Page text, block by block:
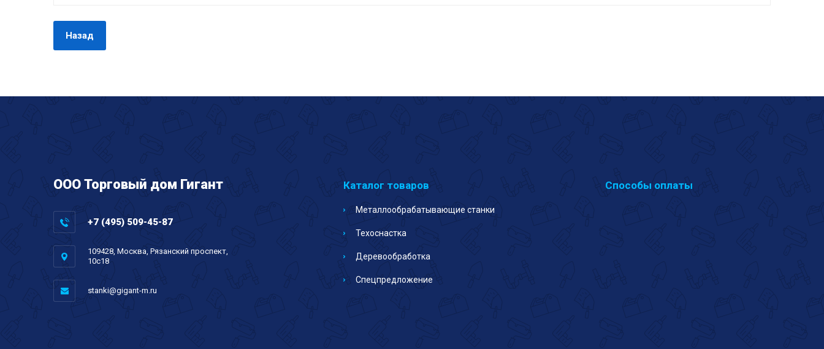
Назад
ООО Торговый дом Гигант
+7 (495) 509-45-87
109428, Москва, Рязанский проспект,
10с18
stanki@gigant-m.ru
Каталог товаров
Металлообрабатывающие станки
Техоснастка
Деревообработка
Спецпредложение
Способы оплаты